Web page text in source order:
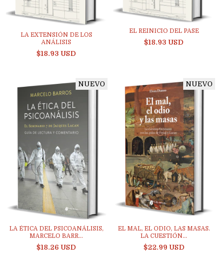
LA EXTENSIÓN DE LOS
ANÁLISIS
$18.93 USD
EL REINICIO DEL PASE
$18.93 USD
NUEVO
LA ÉTICA DEL PSICOANÁLISIS,
MARCELO BARR...
$18.26 USD
NUEVO
EL MAL, EL ODIO, LAS MASAS.
LA CUESTIÓN...
$22.99 USD